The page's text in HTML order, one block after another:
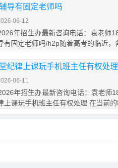
导有固定老师吗
06-12
年招生办最新咨询电话：袁老师
有固定老师吗/h2p随着高考的临近，
纪律上课玩手机班主任有权处理
06-11
年招生办最新咨询电话：袁老师
上课玩手机班主任有权处理 在当前